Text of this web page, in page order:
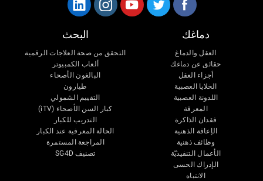
دماغك
العقل والدماغ
حقائق عن دماغك
أجزاء العقل
الخلايا العصبية
اللدونة العصبية
المعرفة
فقدان الذاكرة
الإعاقة الذهنية
وظائف ذهنية
الأعمال التنفيذيّة
الإدراك الحسى
الانتباه
البحث
التحقق من صحة العلاجات الرقمية
ألعاب الكمبيوتر
البالغون الأصحاء
طيارون
التقييم الشمولي
كبار السن الأصحاء (iTV)
التدريب للكبار
الحالة المعرفية عند الكبار
المراجعة المستمرة
تصنيف SG4D